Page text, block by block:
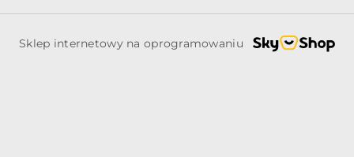
Sklep internetowy na oprogramowaniu